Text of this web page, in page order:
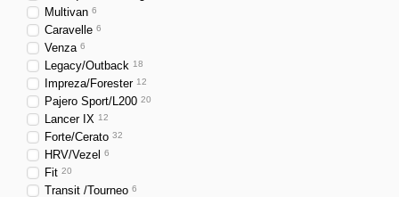
Multivan 6
Caravelle 6
Venza 6
Legacy/Outback 18
Impreza/Forester 12
Pajero Sport/L200 20
Lancer IX 12
Forte/Cerato 32
HRV/Vezel 6
Fit 20
Transit /Tourneo 6